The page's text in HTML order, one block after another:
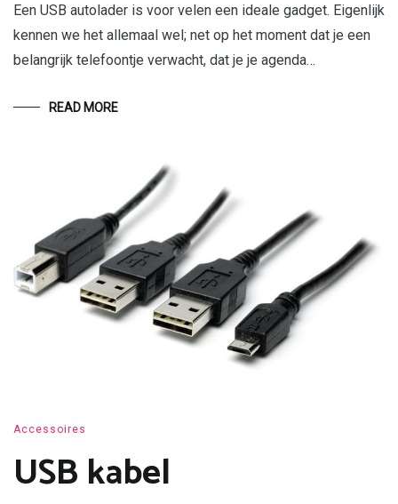
Een USB autolader is voor velen een ideale gadget. Eigenlijk
kennen we het allemaal wel; net op het moment dat je een
belangrijk telefoontje verwacht, dat je je agenda…
READ MORE
Accessoires
USB kabel